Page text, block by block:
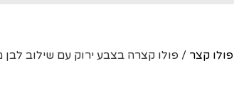
פולו קצר / פולו קצרה בצבע ירוק עם שילוב לבן